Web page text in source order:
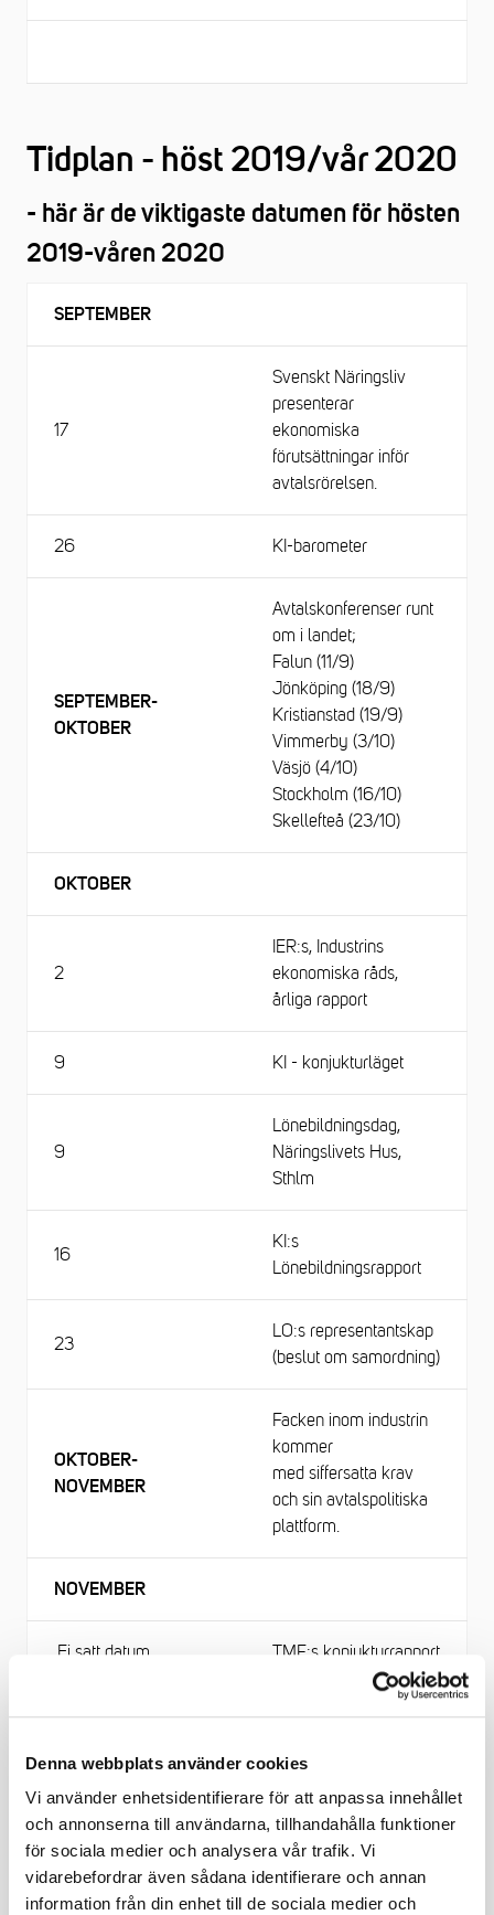
Denna webbplats använder cookies
Vi använder enhetsidentifierare för att anpassa innehållet
och annonserna till användarna, tillhandahålla funktioner
för sociala medier och analysera vår trafik. Vi
vidarebefordrar även sådana identifierare och annan
information från din enhet till de sociala medier och
Tidplan - höst 2019/vår 2020
- här är de viktigaste datumen för hösten
2019-våren 2020
SEPTEMBER
17
Svenskt Näringsliv
presenterar
ekonomiska
förutsättningar inför
avtalsrörelsen.
26 KI-barometer
SEPTEMBER-
OKTOBER
Avtalskonferenser runt
om i landet;
Falun (11/9)
Jönköping (18/9)
Kristianstad (19/9)
Vimmerby (3/10)
Väsjö (4/10)
Stockholm (16/10)
Skellefteå (23/10)
OKTOBER
2
IER:s, Industrins
ekonomiska råds,
årliga rapport
9 KI - konjukturläget
9
Lönebildningsdag,
Näringslivets Hus,
Sthlm
16
KI:s
Lönebildningsrapport
23
LO:s representantskap
(beslut om samordning)
OKTOBER-
NOVEMBER
Facken inom industrin
kommer
med siffersatta krav
och sin avtalspolitiska
plattform.
NOVEMBER
Ej satt datum. TMF:s konjukturrapport
Svenskt Näringslivs
28 KI Barometer
DECEMBER